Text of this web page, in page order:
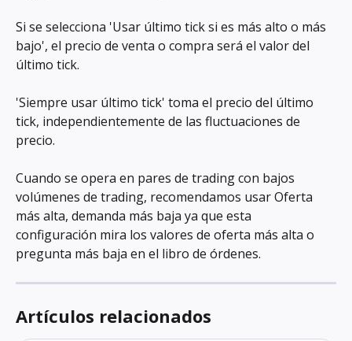
Si se selecciona 'Usar último tick si es más alto o más
bajo', el precio de venta o compra será el valor del
último tick.
'Siempre usar último tick' toma el precio del último
tick, independientemente de las fluctuaciones de
precio.
Cuando se opera en pares de trading con bajos
volúmenes de trading, recomendamos usar Oferta
más alta, demanda más baja ya que esta
configuración mira los valores de oferta más alta o
pregunta más baja en el libro de órdenes.
Artículos relacionados